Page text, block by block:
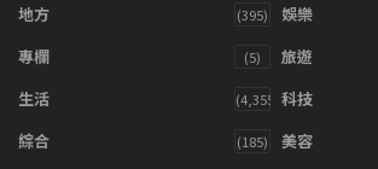
地方 (395) 娛樂
專欄 (5) 旅遊
生活 (4,355) 科技
綜合 (185) 美容